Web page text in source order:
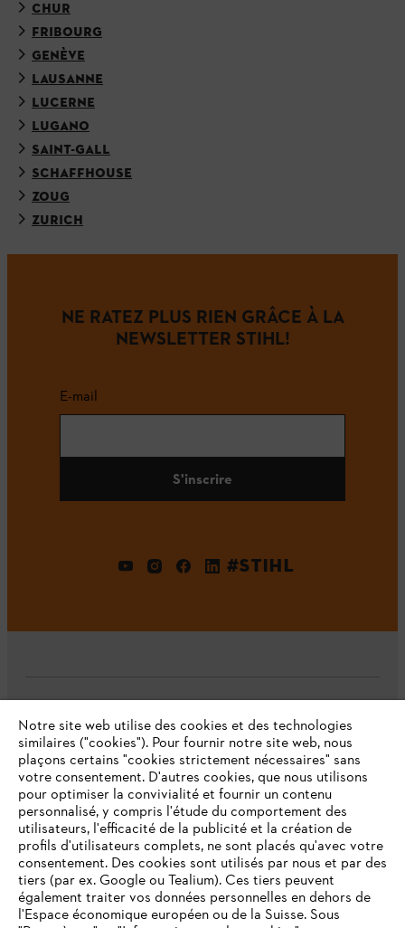
CHUR
FRIBOURG
GENÈVE
LAUSANNE
LUCERNE
LUGANO
SAINT-GALL
SCHAFFHOUSE
ZOUG
ZURICH
NE RATEZ PLUS RIEN GRÂCE À LA
NEWSLETTER STIHL!
E-mail
S'inscrire
#STIHL
L'Entreprise
Questions fréquentes
Service
Notre site web utilise des cookies et des technologies
similaires ("cookies"). Pour fournir notre site web, nous
plaçons certains "cookies strictement nécessaires" sans
votre consentement. D'autres cookies, que nous utilisons
pour optimiser la convivialité et fournir un contenu
personnalisé, y compris l'étude du comportement des
utilisateurs, l'efficacité de la publicité et la création de
profils d'utilisateurs complets, ne sont placés qu'avec votre
consentement. Des cookies sont utilisés par nous et par des
tiers (par ex. Google ou Tealium). Ces tiers peuvent
également traiter vos données personnelles en dehors de
l'Espace économique européen ou de la Suisse. Sous